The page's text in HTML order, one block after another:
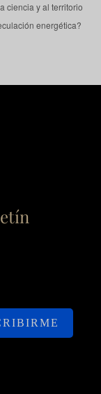
ciencia y al territorio
energética?